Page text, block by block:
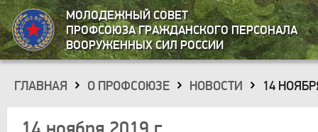
МОЛОДЕЖНЫЙ СОВЕТ
ПРОФСОЮЗА ГРАЖДАНСКОГО ПЕРСОНАЛА
ВООРУЖЕННЫХ СИЛ РОССИИ
ГЛАВНАЯ О ПРОФСОЮЗЕ НОВОСТИ 14